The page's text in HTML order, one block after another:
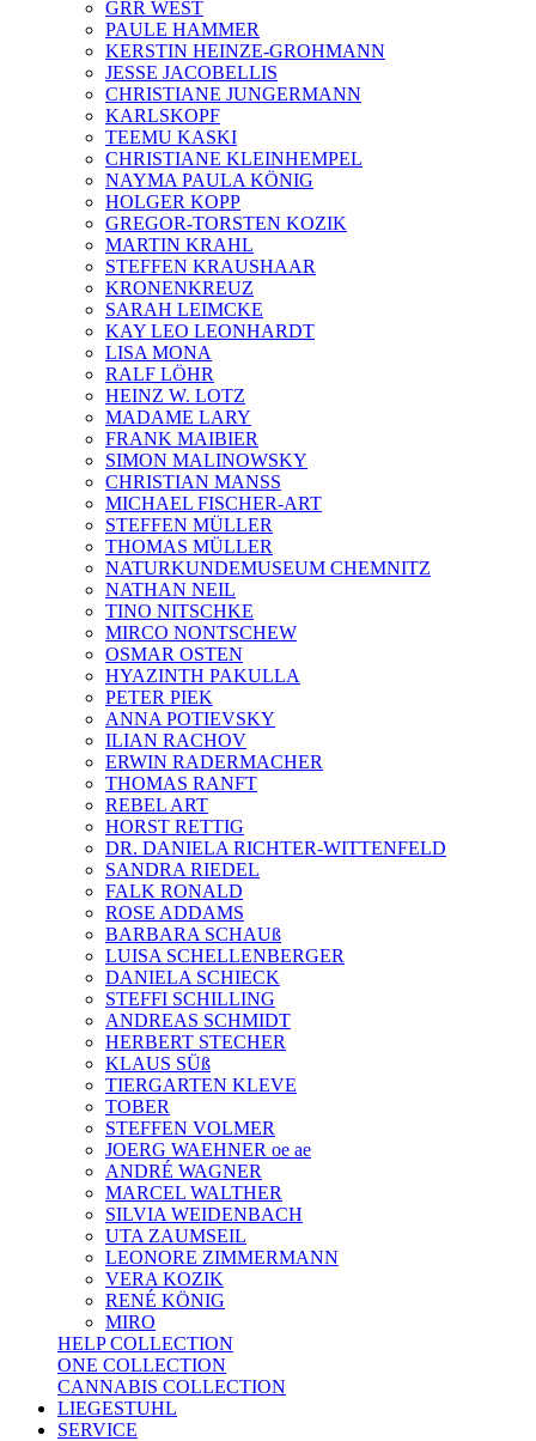
GRR WEST
PAULE HAMMER
KERSTIN HEINZE-GROHMANN
JESSE JACOBELLIS
CHRISTIANE JUNGERMANN
KARLSKOPF
TEEMU KASKI
CHRISTIANE KLEINHEMPEL
NAYMA PAULA KÖNIG
HOLGER KOPP
GREGOR-TORSTEN KOZIK
MARTIN KRAHL
STEFFEN KRAUSHAAR
KRONENKREUZ
SARAH LEIMCKE
KAY LEO LEONHARDT
LISA MONA
RALF LÖHR
HEINZ W. LOTZ
MADAME LARY
FRANK MAIBIER
SIMON MALINOWSKY
CHRISTIAN MANSS
MICHAEL FISCHER-ART
STEFFEN MÜLLER
THOMAS MÜLLER
NATURKUNDEMUSEUM CHEMNITZ
NATHAN NEIL
TINO NITSCHKE
MIRCO NONTSCHEW
OSMAR OSTEN
HYAZINTH PAKULLA
PETER PIEK
ANNA POTIEVSKY
ILIAN RACHOV
ERWIN RADERMACHER
THOMAS RANFT
REBEL ART
HORST RETTIG
DR. DANIELA RICHTER-WITTENFELD
SANDRA RIEDEL
FALK RONALD
ROSE ADDAMS
BARBARA SCHAUß
LUISA SCHELLENBERGER
DANIELA SCHIECK
STEFFI SCHILLING
ANDREAS SCHMIDT
HERBERT STECHER
KLAUS SÜß
TIERGARTEN KLEVE
TOBER
STEFFEN VOLMER
JOERG WAEHNER oe ae
ANDRÉ WAGNER
MARCEL WALTHER
SILVIA WEIDENBACH
UTA ZAUMSEIL
LEONORE ZIMMERMANN
VERA KOZIK
RENÉ KÖNIG
MIRO
HELP COLLECTION
ONE COLLECTION
CANNABIS COLLECTION
LIEGESTUHL
SERVICE